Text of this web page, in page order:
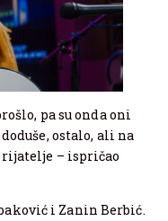
pa su onda oni
ostalo, ali na
– ispričao
i Zanin Berbić.